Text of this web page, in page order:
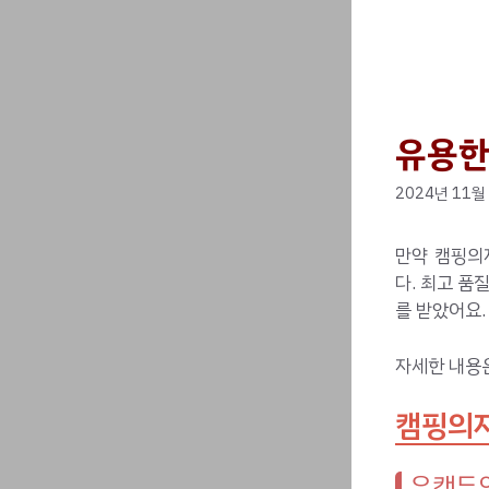
유용
2024년 11
만약 캠핑
다. 최고 품
를 받았어요
자세한 내용
캠핑의